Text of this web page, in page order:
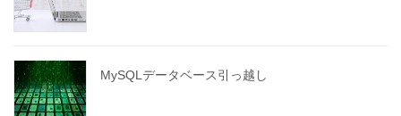
MySQLデータベース引っ越し